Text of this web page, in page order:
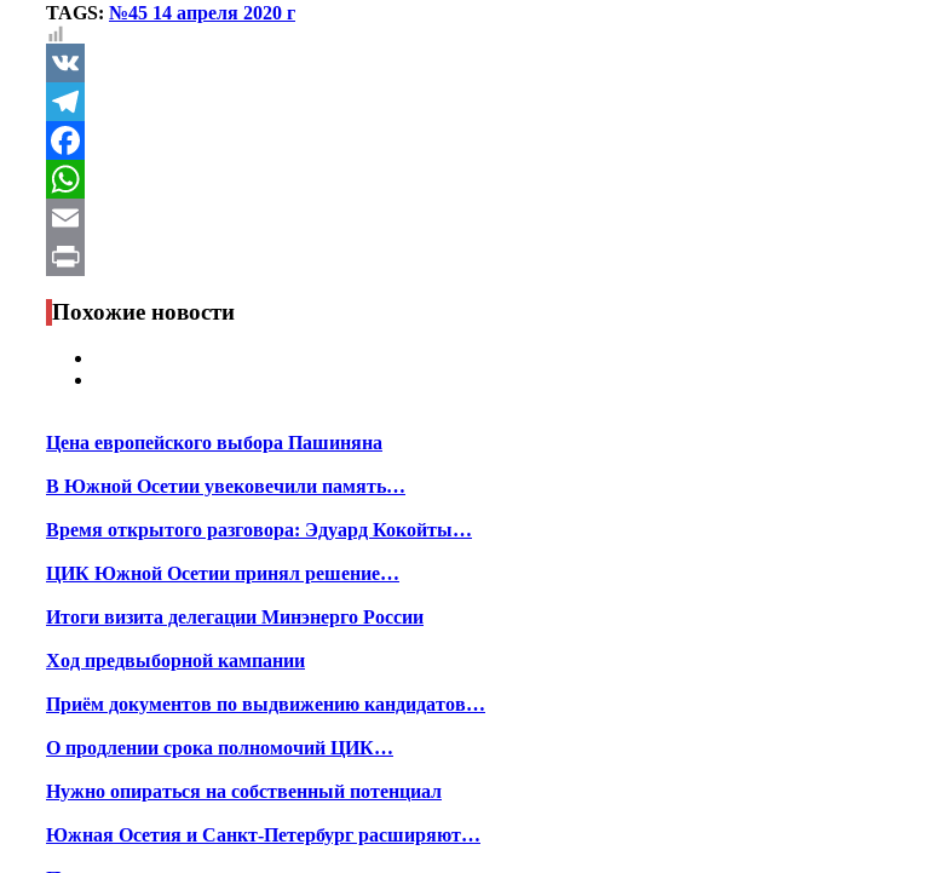
TAGS: №45 14 апреля 2020 г
VK
Telegram
Facebook
WhatsApp
Email
Print
Похожие новости
Цена европейского выбора Пашиняна
В Южной Осетии увековечили память…
Время открытого разговора: Эдуард Кокойты…
ЦИК Южной Осетии принял решение…
Итоги визита делегации Минэнерго России
Ход предвыборной кампании
Приём документов по выдвижению кандидатов…
О продлении срока полномочий ЦИК…
Нужно опираться на собственный потенциал
Южная Осетия и Санкт-Петербург расширяют…